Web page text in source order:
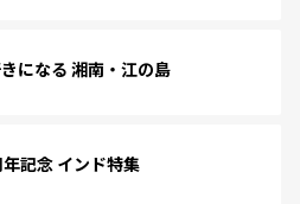
になる 湘南・江の島
記念 インド特集